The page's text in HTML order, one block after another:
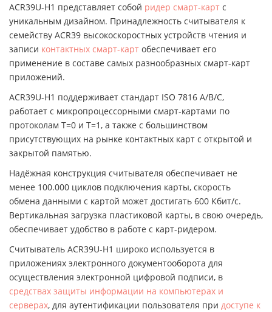
ACR39U-H1 представляет собой ридер смарт-карт с
уникальным дизайном. Принадлежность считывателя к
семейству ACR39 высокоскоростных устройств чтения и
записи контактных смарт-карт обеспечивает его
применение в составе самых разнообразных смарт-карт
приложений.
ACR39U-H1 поддерживает стандарт ISO 7816 A/B/C,
работает с микропроцессорными смарт-картами по
протоколам T=0 и T=1, а также с большинством
присутствующих на рынке контактных карт с открытой и
закрытой памятью.
Надёжная конструкция считывателя обеспечивает не
менее 100.000 циклов подключения карты, скорость
обмена данными с картой может достигать 600 Кбит/с.
Вертикальная загрузка пластиковой карты, в свою очередь,
обеспечивает удобство в работе с карт-ридером.
Считыватель ACR39U-H1 широко используется в
приложениях электронного документооборота для
осуществления электронной цифровой подписи, в
средствах защиты информации на компьютерах и
серверах, для аутентификации пользователя при доступе к